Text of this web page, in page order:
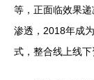
等，正面临效果
渗透，2018年成
式，整合线上线下